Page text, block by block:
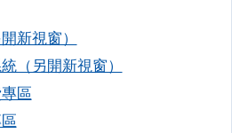
新視窗）
（另開新視窗）
區